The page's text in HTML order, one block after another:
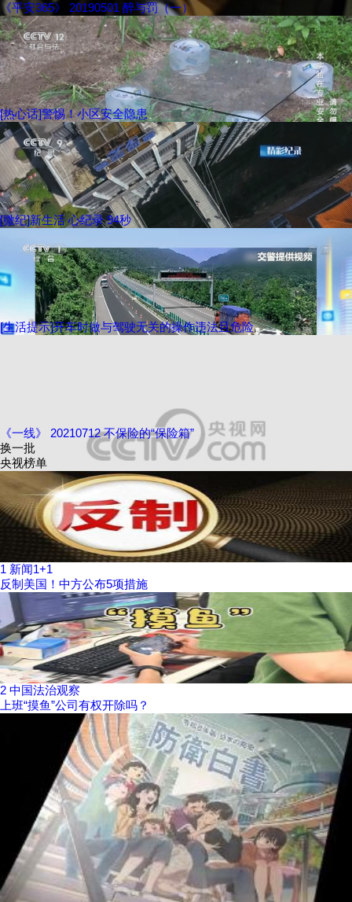
《平安365》 20190501 醉与罚（一）
[热心话]警惕！小区安全隐患
[微纪]新生活 心纪录 94秒
[生活提示]开车时做与驾驶无关的操作违法且危险
《一线》 20210712 不保险的“保险箱”
换一批
央视榜单
1 新闻1+1
反制美国！中方公布5项措施
2 中国法治观察
上班“摸鱼”公司有权开除吗？